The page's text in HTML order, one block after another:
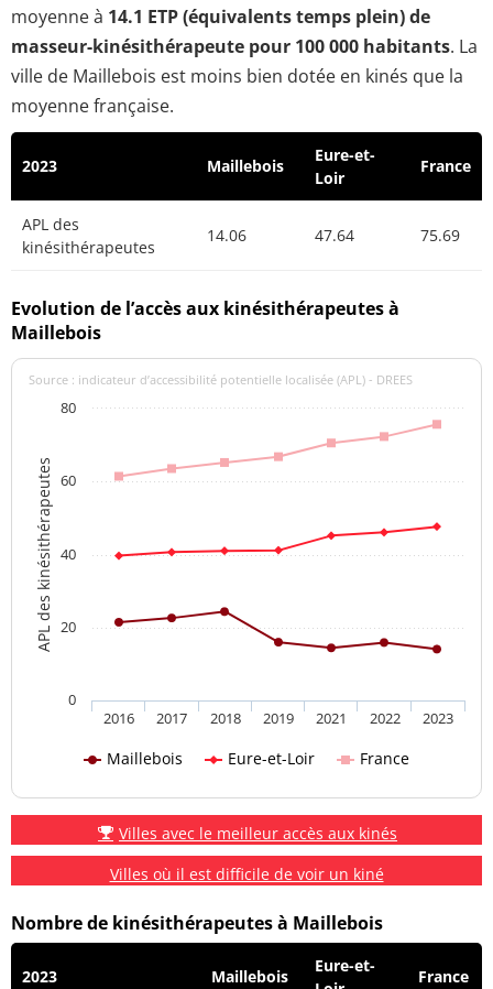
moyenne à 14.1 ETP (équivalents temps plein) de
masseur-kinésithérapeute pour 100 000 habitants. La
ville de Maillebois est moins bien dotée en kinés que la
moyenne française.
2023 Maillebois
Eure-et-
Loir
France
APL des
kinésithérapeutes
14.06 47.64 75.69
Evolution de l’accès aux kinésithérapeutes à
Maillebois
APL des kinésithérapeutes
Source : indicateur d’accessibilité potentielle localisée (APL) - DREES
Maillebois Eure-et-Loir France
2016 2017 2018 2019 2021 2022 2023
0
20
40
60
80
Villes avec le meilleur accès aux kinés
Villes où il est difficile de voir un kiné
Nombre de kinésithérapeutes à Maillebois
2023 Maillebois
Eure-et-
France